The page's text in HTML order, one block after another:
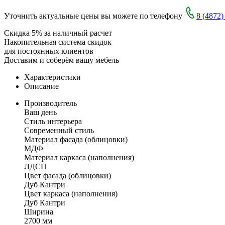
Уточнить актуальные цены вы можете по телефону
8
Скидка 5% за наличный расчет
Накопительная система скидок
для постоянных клиентов
Доставим и соберём вашу мебель
Характеристики
Описание
Производитель
Ваш день
Стиль интерьера
Современный стиль
Материал фасада (облицовки)
МДФ
Материал каркаса (наполнения)
ЛДСП
Цвет фасада (облицовки)
Дуб Кантри
Цвет каркаса (наполнения)
Дуб Кантри
Ширина
2700 мм